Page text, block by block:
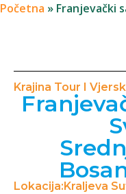
Početna » Franjevački
Krajina Tour I
Lokacija:Kraljeva